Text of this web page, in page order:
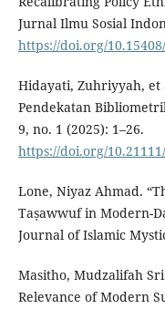
Jurnal Ilmu Sosial
https://doi.org/
Hidayati, Zuhriyyah, et
Pendekatan
9, no. 1 (2025): 1–26.
https://doi.org/
Lone, Niyaz Ahmad.
Taṣawwuf in Modern-
Journal of Islamic
Masitho, Mudzalifah
Relevance of Modern